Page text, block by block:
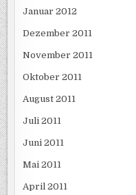
Januar 2012
Dezember 2011
November 2011
Oktober 2011
August 2011
Juli 2011
Juni 2011
Mai 2011
April 2011